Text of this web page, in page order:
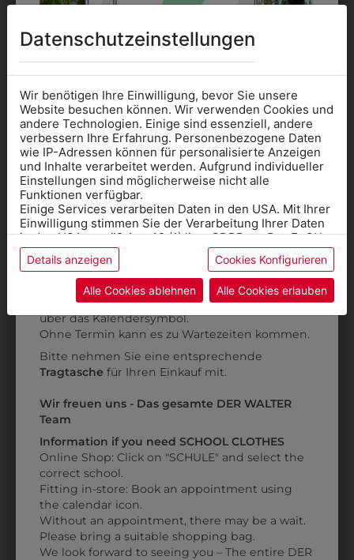
332302
SNEAKER FREESTYLE
€ 49,90
3306080
BERUFSSCHUH
TIGAU
€ 98,90
3898054
TEXTILMARKER 1,0
MM
€ 2,90
2169913021
€ 41,90
Datenschutzeinstellungen
Wir benötigen Ihre Einwilligung, bevor Sie unsere
Website besuchen können. Wir verwenden Cookies und
andere Technologien. Einige sind essenziell, andere
verbessern Ihre Erfahrung. Personenbezogene Daten
wie IP-Adressen können für personalisierte Anzeigen
und Inhalte verarbeitet werden. Aufgrund individueller
Einstellungen sind möglicherweise nicht alle
Funktionen verfügbar.
Einige Services verarbeiten Daten in den USA. Mit Ihrer
Einwilligung stimmen Sie der Verarbeitung Ihrer Daten
in den USA gemäß Art. 49 (1) lit. a GDPR zu. Der EuGH
stuft die USA als Land mit unzureichendem Datenschutz
ein, und es besteht das Risiko, dass US-Behörden
Daten ohne Klagemöglichkeit für Europäer überwachen.
Datenschutzerklärungbzw. im
Details anzeigen Cookies Konfigurieren
Alle Cookies ablehnen Alle Cookies erlauben
Informationen wenn Sie
Kleidung
für die SCHULE
benötigen
Online Shop: Klick auf SCHULE in der
Kategorie und die richtige Schule auswählen.
AnprobeVorort im Geschäft: Termin buchen
über das Kalendersymbol.
Ohne Termin kann es zu Wartezeiten kommen.
Bitte nehmen Sie eine entsprechende
Tragtasche für Ihren Einkauf mit.
Wir freuen uns - Das gesamte DER WALTER
Team
Information if you need SCHOOL CLOTHES
Online Shop: Click on "SCHULE" and select the
correct school.
Fitting in-store: Book an appointment using
the calendar icon.
Without an appointment, there may be a wait.
Please bring a suitable shopping bag.
We look forward to seeing you – The entire DER